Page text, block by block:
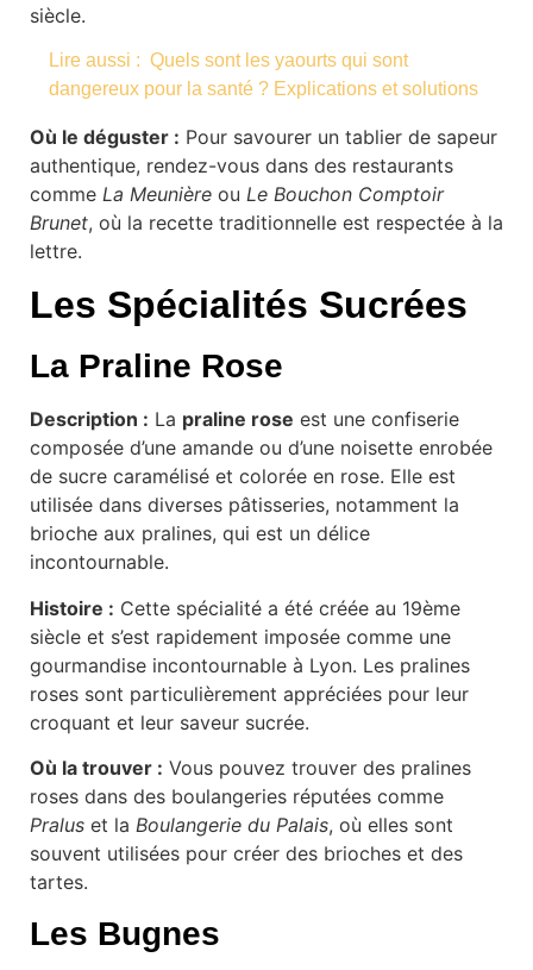
siècle.
Lire aussi : Quels sont les yaourts qui sont
dangereux pour la santé ? Explications et solutions
Où le déguster : Pour savourer un tablier de sapeur
authentique, rendez-vous dans des restaurants
comme La Meunière ou Le Bouchon Comptoir
Brunet, où la recette traditionnelle est respectée à la
lettre.
Les Spécialités Sucrées
La Praline Rose
Description : La praline rose est une confiserie
composée d’une amande ou d’une noisette enrobée
de sucre caramélisé et colorée en rose. Elle est
utilisée dans diverses pâtisseries, notamment la
brioche aux pralines, qui est un délice
incontournable.
Histoire : Cette spécialité a été créée au 19ème
siècle et s’est rapidement imposée comme une
gourmandise incontournable à Lyon. Les pralines
roses sont particulièrement appréciées pour leur
croquant et leur saveur sucrée.
Où la trouver : Vous pouvez trouver des pralines
roses dans des boulangeries réputées comme
Pralus et la Boulangerie du Palais, où elles sont
souvent utilisées pour créer des brioches et des
tartes.
Les Bugnes